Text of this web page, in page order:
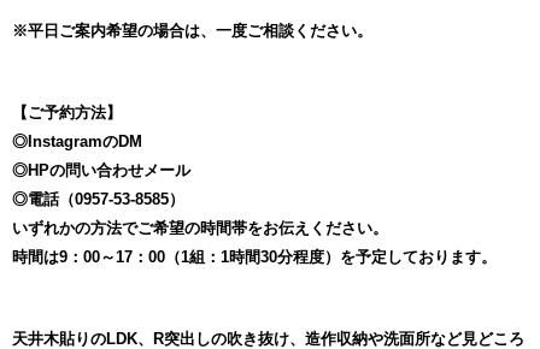
※平日ご案内希望の場合は、一度ご相談ください。
【ご予約方法】
◎InstagramのDM
◎HPの問い合わせメール
◎電話（0957-53-8585）
いずれかの方法でご希望の時間帯をお伝えください。
時間は9：00～17：00（1組：1時間30分程度）を予定しております。
天井木貼りのLDK、R突出しの吹き抜け、造作収納や洗面所など見どころ